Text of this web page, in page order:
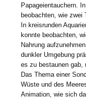
Papageientauchern.
beobachten, wie zwei
In kreisrunden
konnte beobachten,
Nahrung
dunkler Umgebung
es zu bestaunen gab,
Das Thema einer
Wüste und des
Animation, wie sich